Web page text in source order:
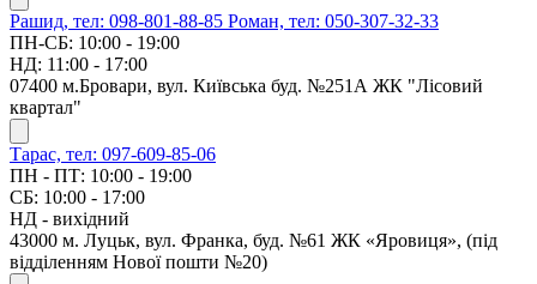
Рашид, тел: 098-801-88-85 Роман, тел: 050-307-32-33
ПН-СБ: 10:00 - 19:00
НД: 11:00 - 17:00
07400 м.Бровари, вул. Київська буд. №251А ЖК "Лісовий
квартал"
Тарас, тел: 097-609-85-06
ПН - ПТ: 10:00 - 19:00
СБ: 10:00 - 17:00
НД - вихідний
43000 м. Луцьк, вул. Франка, буд. №61 ЖК «Яровиця», (під
відділенням Нової пошти №20)